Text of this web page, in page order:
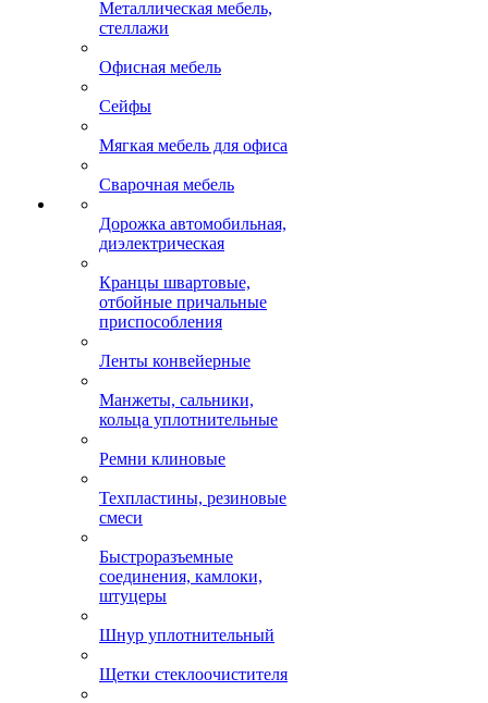
Металлическая мебель,
стеллажи
Офисная мебель
Сейфы
Мягкая мебель для офиса
Сварочная мебель
Дорожка автомобильная,
диэлектрическая
Кранцы швартовые,
отбойные причальные
приспособления
Ленты конвейерные
Манжеты, сальники,
кольца уплотнительные
Ремни клиновые
Техпластины, резиновые
смеси
Быстроразъемные
соединения, камлоки,
штуцеры
Шнур уплотнительный
Щетки стеклоочистителя